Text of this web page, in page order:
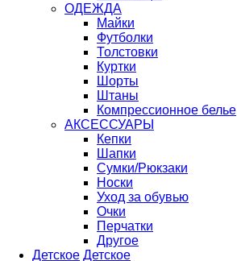
ОДЕЖДА
Майки
Футболки
Толстовки
Куртки
Шорты
Штаны
Компрессионное белье
АКСЕССУАРЫ
Кепки
Шапки
Сумки/Рюкзаки
Носки
Уход за обувью
Очки
Перчатки
Другое
Детское Детское